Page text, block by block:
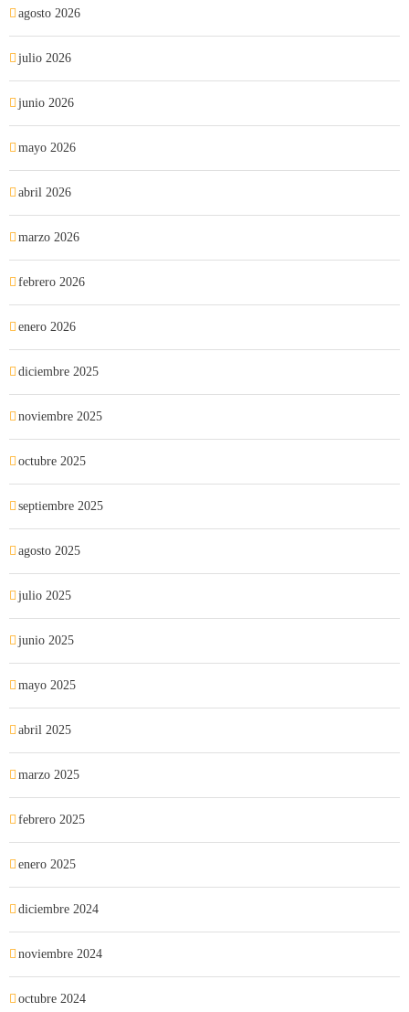
agosto 2026
julio 2026
junio 2026
mayo 2026
abril 2026
marzo 2026
febrero 2026
enero 2026
diciembre 2025
noviembre 2025
octubre 2025
septiembre 2025
agosto 2025
julio 2025
junio 2025
mayo 2025
abril 2025
marzo 2025
febrero 2025
enero 2025
diciembre 2024
noviembre 2024
octubre 2024